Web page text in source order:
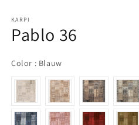
KARPI
Pablo 36
Color : BlauwColor